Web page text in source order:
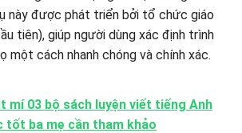
này được phát triển bởi tổ chức giáo
tiên), giúp người dùng xác định trình
một cách nhanh chóng và chính xác.
mí 03 bộ sách luyện viết tiếng Anh
tốt ba mẹ cần tham khảo